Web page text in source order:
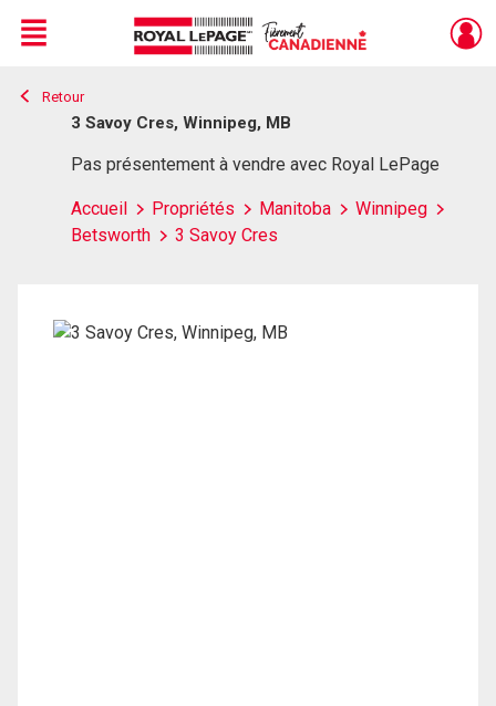
Live
En Direct
Menu
Retour
3 Savoy Cres, Winnipeg, MB
Pas présentement à vendre avec Royal LePage
Accueil Propriétés Manitoba
Winnipeg
Betsworth
3 Savoy Cres